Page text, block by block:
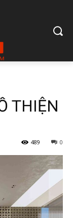
THIỆN
0
489